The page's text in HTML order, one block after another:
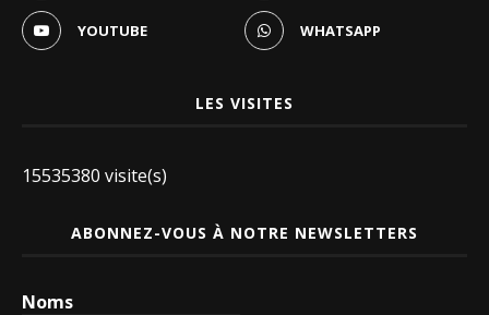
YOUTUBE WHATSAPP
LES VISITES
15535380 visite(s)
ABONNEZ-VOUS À NOTRE NEWSLETTERS
Noms